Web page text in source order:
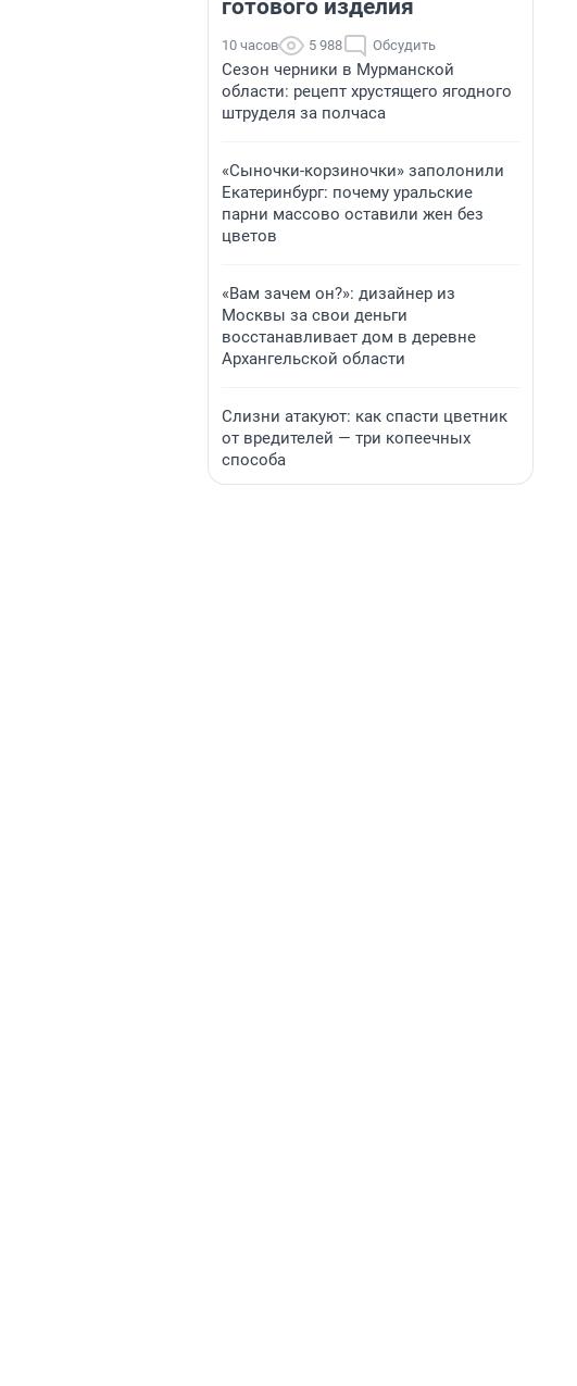
готового изделия
10 часов 5 988 Обсудить
Сезон черники в Мурманской
области: рецепт хрустящего ягодного
штруделя за полчаса
«Сыночки-корзиночки» заполонили
Екатеринбург: почему уральские
парни массово оставили жен без
цветов
«Вам зачем он?»: дизайнер из
Москвы за свои деньги
восстанавливает дом в деревне
Архангельской области
Слизни атакуют: как спасти цветник
от вредителей — три копеечных
способа